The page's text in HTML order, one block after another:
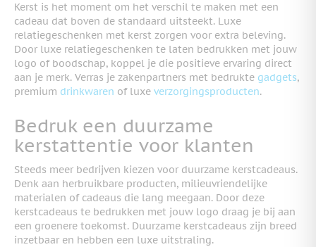
Kerst is het moment om het verschil te maken met een
cadeau dat boven de standaard uitsteekt. Luxe
relatiegeschenken met kerst zorgen voor extra beleving.
Door luxe relatiegeschenken te laten bedrukken met jouw
logo of boodschap, koppel je die positieve ervaring direct
aan je merk. Verras je zakenpartners met bedrukte gadgets,
premium drinkwaren of luxe verzorgingsproducten.
Bedruk een duurzame
kerstattentie voor klanten
Steeds meer bedrijven kiezen voor duurzame kerstcadeaus.
Denk aan herbruikbare producten, milieuvriendelijke
materialen of cadeaus die lang meegaan. Door deze
kerstcadeaus te bedrukken met jouw logo draag je bij aan
een groenere toekomst. Duurzame kerstcadeaus zijn breed
inzetbaar en hebben een luxe uitstraling.